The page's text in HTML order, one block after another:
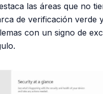
las áreas que no
de verificación verde
con un signo de